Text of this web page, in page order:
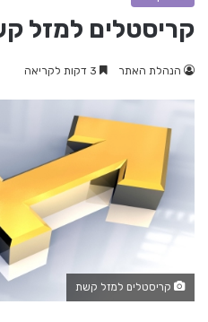
קריסטלים למזל
הנהלת האתר
קריסטלים למזל קשת